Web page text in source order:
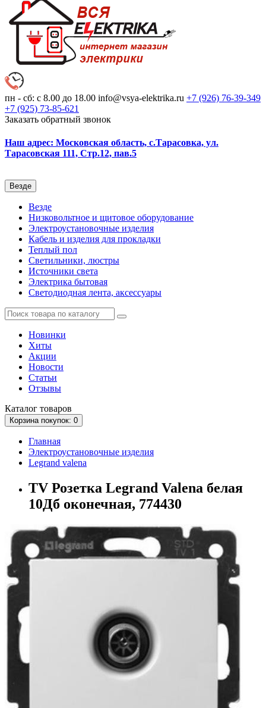
пн - сб: с 8.00 до 18.00 info@vsya-elektrika.ru +7 (926) 76-39-349
+7 (925) 73-85-621
Заказать обратный звонок
Наш адрес: Московская область, с.Тарасовка, ул.
Тарасовская 111, Стр.12, пав.5
Везде
Везде
Низковольтное и щитовое оборудование
Электроустановочные изделия
Кабель и изделия для прокладки
Теплый пол
Светильники, люстры
Источники света
Электрика бытовая
Светодиодная лента, аксессуары
Новинки
Хиты
Акции
Новости
Статьи
Отзывы
Каталог товаров
Корзина покупок: 0
Главная
Электроустановочные изделия
Legrand valena
TV Розетка Legrand Valena белая
10Дб оконечная, 774430